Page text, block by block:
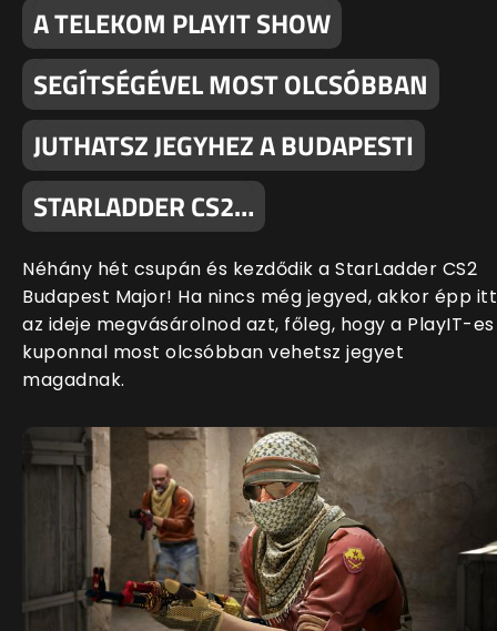
A TELEKOM PLAYIT SHOW
SEGÍTSÉGÉVEL MOST OLCSÓBBAN
JUTHATSZ JEGYHEZ A BUDAPESTI
STARLADDER CS2…
Néhány hét csupán és kezdődik a StarLadder CS2
Budapest Major! Ha nincs még jegyed, akkor épp itt
az ideje megvásárolnod azt, főleg, hogy a PlayIT-es
kuponnal most olcsóbban vehetsz jegyet
magadnak.